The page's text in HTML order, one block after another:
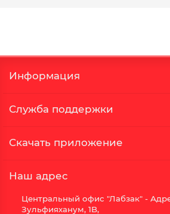
Информация
Служба поддержки
Скачать приложение
Наш адрес
Центральный офис "Лабзак" -
Зульфияханум, 1B,